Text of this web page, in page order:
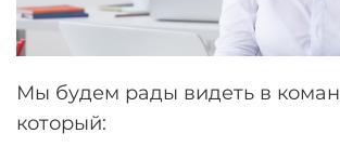
Мы будем рады видеть в
который: